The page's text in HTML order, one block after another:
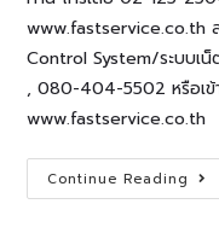
www.fastservice.co.th
Control System/ระบบเ
, 080-404-5502 หรือเข้
www.fastservice.co.th
Continue Reading ผล
งาน